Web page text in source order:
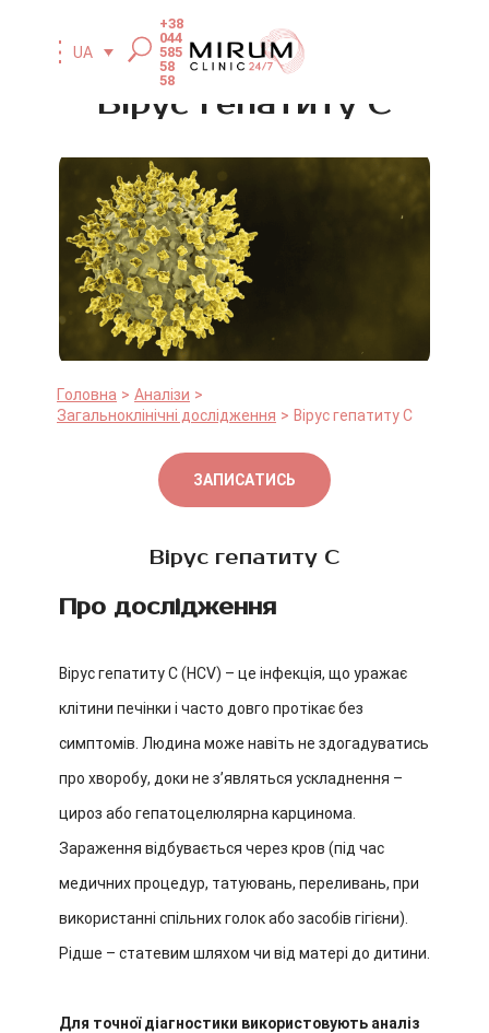
UA
+38
044
585
58
58
Вірус гепатиту C
Головна
Аналізи
Загальноклінічні дослідження
Вірус гепатиту C
ЗАПИСАТИСЬ
Вірус гепатиту С
Про дослідження
Вірус гепатиту С (HCV) – це інфекція, що уражає
клітини печінки і часто довго протікає без
симптомів. Людина може навіть не здогадуватись
про хворобу, доки не з’являться ускладнення –
цироз або гепатоцелюлярна карцинома.
Зараження відбувається через кров (під час
медичних процедур, татуювань, переливань, при
використанні спільних голок або засобів гігієни).
Рідше – статевим шляхом чи від матері до дитини.
Для точної діагностики використовують аналіз